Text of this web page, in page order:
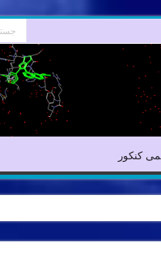
کنکور